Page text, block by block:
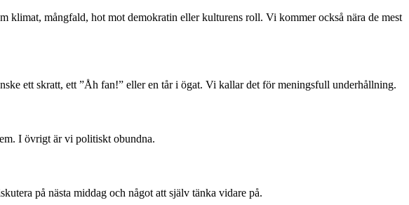
klimat, mångfald, hot mot demokratin eller kulturens roll. Vi kommer också nära de mest
ett skratt, ett ”Åh fan!” eller en tår i ögat. Vi kallar det för meningsfull underhållning.
I övrigt är vi politiskt obundna.
på nästa middag och något att själv tänka vidare på.